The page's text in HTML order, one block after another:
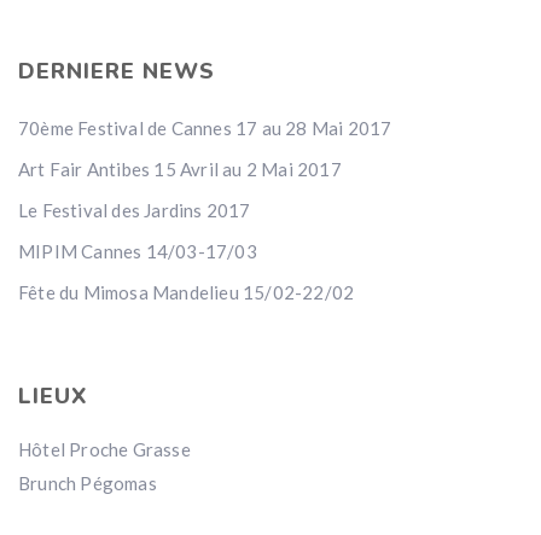
DERNIERE NEWS
70ème Festival de Cannes 17 au 28 Mai 2017
Art Fair Antibes 15 Avril au 2 Mai 2017
Le Festival des Jardins 2017
MIPIM Cannes 14/03-17/03
Fête du Mimosa Mandelieu 15/02-22/02
LIEUX
Hôtel Proche Grasse
Brunch Pégomas